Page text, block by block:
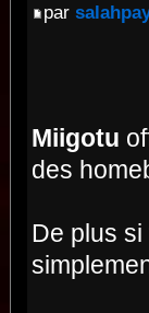
par
Miigotu
des
De plus